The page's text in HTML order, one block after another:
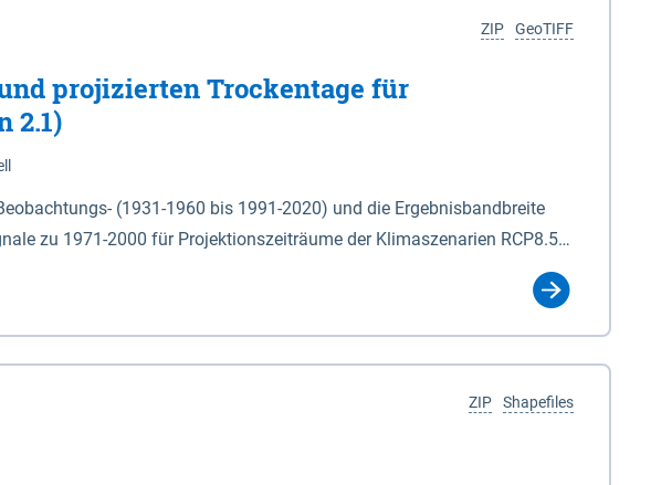
GeoTIFF
ZIP
projizierten Trockentage für
2.1)
(1931-1960 bis 1991-2020) und die Ergebnisbandbreite
zu 1971-2000 für Projektionszeiträume der Klimaszenarien RCP8.5
Sommerhalbjahr (Mai - Okt.) - hwi: Hydrologisches Winterhalbjahr
im GIS eine Klassifizierung der Rasterdaten mit Klassenname und
Shapefiles
ZIP